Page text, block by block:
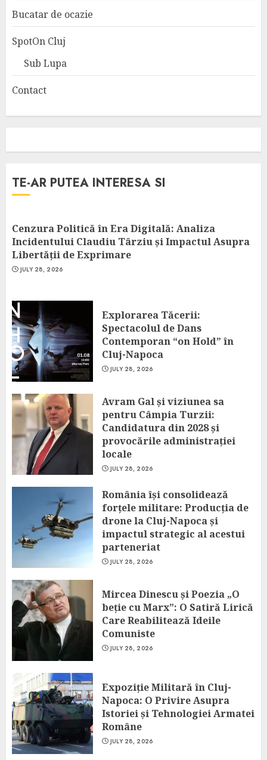
Bucatar de ocazie
SpotOn Cluj
Sub Lupa
Contact
TE-AR PUTEA INTERESA SI
Cenzura Politică în Era Digitală: Analiza
Incidentului Claudiu Târziu și Impactul Asupra
Libertății de Exprimare
JULY 28, 2026
Explorarea Tăcerii:
Spectacolul de Dans
Contemporan “on Hold” în
Cluj-Napoca
JULY 28, 2026
Avram Gal și viziunea sa
pentru Câmpia Turzii:
Candidatura din 2028 și
provocările administrației
locale
JULY 28, 2026
România își consolidează
forțele militare: Producția de
drone la Cluj-Napoca și
impactul strategic al acestui
parteneriat
JULY 28, 2026
Mircea Dinescu și Poezia „O
beție cu Marx”: O Satiră Lirică
Care Reabilitează Ideile
Comuniste
JULY 28, 2026
Expoziție Militară în Cluj-
Napoca: O Privire Asupra
Istoriei și Tehnologiei Armatei
Române
JULY 28, 2026